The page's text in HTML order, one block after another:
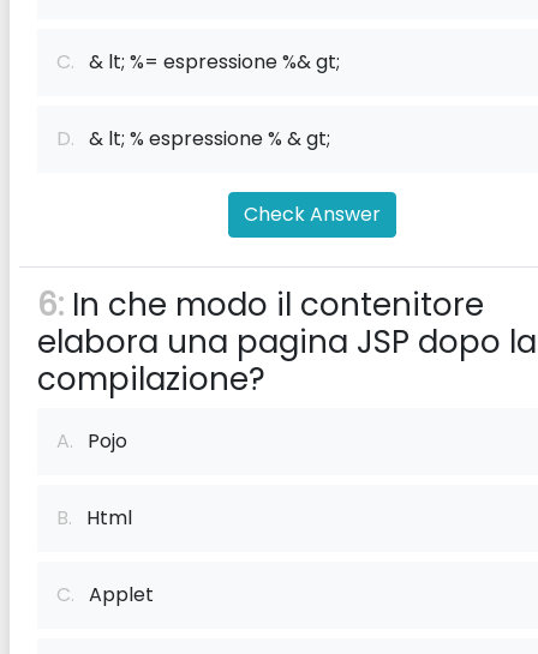
C. & lt; %= espressione %& gt;
D. & lt; % espressione % & gt;
Check Answer
6: In che modo il contenitore
elabora una pagina JSP dopo la
compilazione?
A. Pojo
B. Html
C. Applet